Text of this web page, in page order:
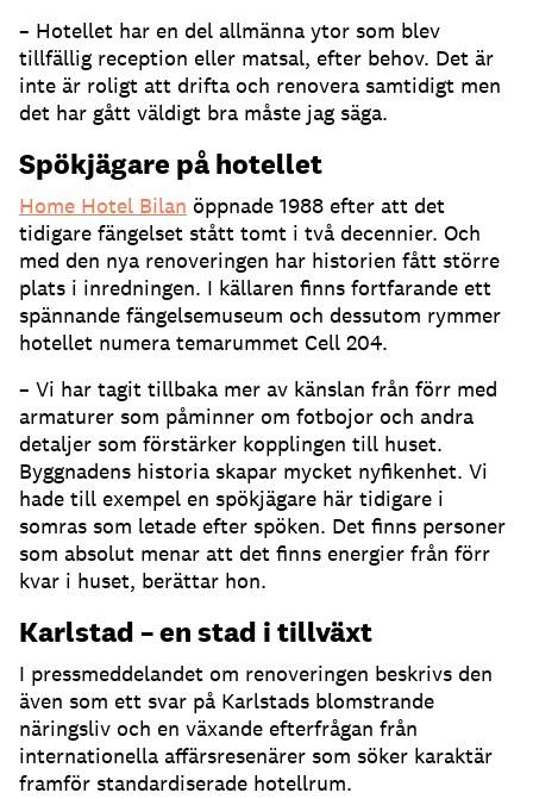
– Hotellet har en del allmänna ytor som blev
tillfällig reception eller matsal, efter behov. Det är
inte är roligt att drifta och renovera samtidigt men
det har gått väldigt bra måste jag säga.
Spökjägare på hotellet
Home Hotel Bilan öppnade 1988 efter att det
tidigare fängelset stått tomt i två decennier. Och
med den nya renoveringen har historien fått större
plats i inredningen. I källaren finns fortfarande ett
spännande fängelsemuseum och dessutom rymmer
hotellet numera temarummet Cell 204.
– Vi har tagit tillbaka mer av känslan från förr med
armaturer som påminner om fotbojor och andra
detaljer som förstärker kopplingen till huset.
Byggnadens historia skapar mycket nyfikenhet. Vi
hade till exempel en spökjägare här tidigare i
somras som letade efter spöken. Det finns personer
som absolut menar att det finns energier från förr
kvar i huset, berättar hon.
Karlstad – en stad i tillväxt
I pressmeddelandet om renoveringen beskrivs den
även som ett svar på Karlstads blomstrande
näringsliv och en växande efterfrågan från
internationella affärsresenärer som söker karaktär
framför standardiserade hotellrum.